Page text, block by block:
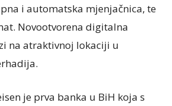
i automatska mjenjačnica, te
Novootvorena digitalna
na atraktivnoj lokaciji u
je prva banka u BiH koja s